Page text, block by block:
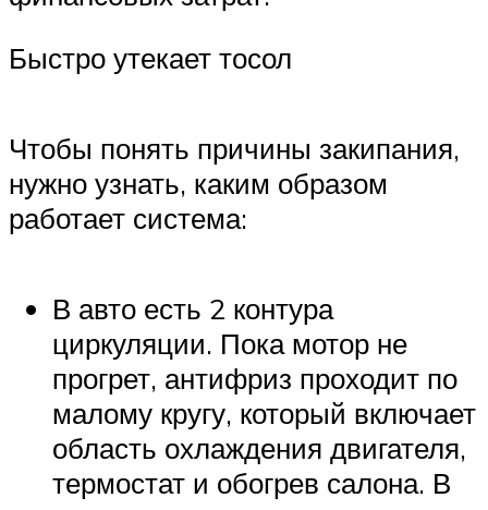
Быстро утекает тосол
Чтобы понять причины закипания,
нужно узнать, каким образом
работает система:
В авто есть 2 контура
циркуляции. Пока мотор не
прогрет, антифриз проходит по
малому кругу, который включает
область охлаждения двигателя,
термостат и обогрев салона. В